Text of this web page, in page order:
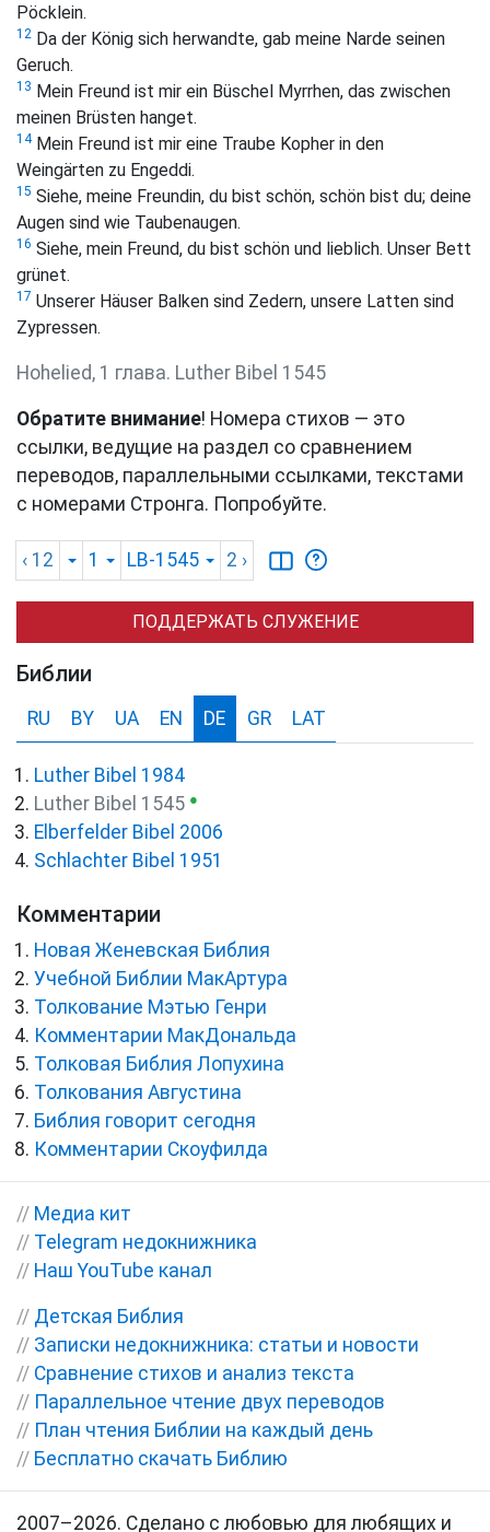
Pöcklein.
12 Da der König sich herwandte, gab meine Narde seinen
Geruch.
13 Mein Freund ist mir ein Büschel Myrrhen, das zwischen
meinen Brüsten hanget.
14Mein Freund ist mir eine Traube Kopher in den
Weingärten zu Engeddi.
15 Siehe, meine Freundin, du bist schön, schön bist du; deine
Augen sind wie Taubenaugen.
16 Siehe, mein Freund, du bist schön und lieblich. Unser Bett
grünet.
17 Unserer Häuser Balken sind Zedern, unsere Latten sind
Zypressen.
Hohelied, 1 глава. Luther Bibel 1545
Обратите внимание! Номера стихов — это
ссылки, ведущие на раздел со сравнением
переводов, параллельными ссылками, текстами
с номерами Стронга. Попробуйте.
‹ 12 1 LB-1545 2 ›
ПОДДЕРЖАТЬ СЛУЖЕНИЕ
Библии
RU BY UA EN DE GR LAT
Luther Bibel 1984
Luther Bibel 1545 ●
Elberfelder Bibel 2006
Schlachter Bibel 1951
Комментарии
Новая Женевская Библия
Учебной Библии МакАртура
Толкование Мэтью Генри
Комментарии МакДональда
Толковая Библия Лопухина
Толкования Августина
Библия говорит сегодня
Комментарии Скоуфилда
// Медиа кит
// Telegram недокнижника
// Наш YouTube канал
// Детская Библия
// Записки недокнижника: статьи и новости
// Сравнение стихов и анализ текста
// Параллельное чтение двух переводов
// План чтения Библии на каждый день
// Бесплатно скачать Библию
2007–2026. Сделано с любовью для любящих и